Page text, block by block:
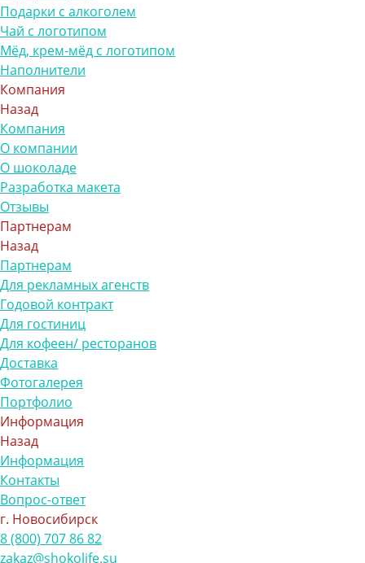
Подарки с алкоголем
Чай с логотипом
Мёд, крем-мёд с логотипом
Наполнители
Компания
Назад
Компания
О компании
О шоколаде
Разработка макета
Отзывы
Партнерам
Назад
Партнерам
Для рекламных агенств
Годовой контракт
Для гостиниц
Для кофеен/ ресторанов
Доставка
Фотогалерея
Портфолио
Информация
Назад
Информация
Контакты
Вопрос-ответ
г. Новосибирск
8 (800) 707 86 82
zakaz@shokolife.su